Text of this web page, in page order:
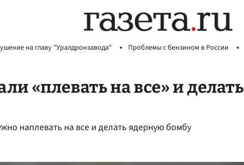
на главу "Уралдронзавода" Проблемы с бензином в России
«плевать на все» и делать
наплевать на все и делать ядерную бомбу